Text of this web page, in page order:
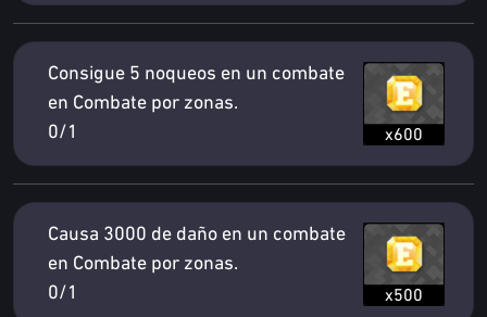
Consigue 5 noqueos en un combate
en Combate por zonas.
0/1
x600
Causa 3000 de daño en un combate
en Combate por zonas.
0/1
x500